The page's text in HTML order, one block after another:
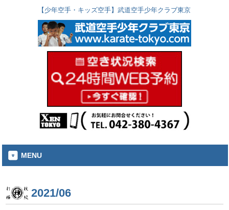
【少年空手・キッズ空手】武道空手少年クラブ東京
MENU
2021/06